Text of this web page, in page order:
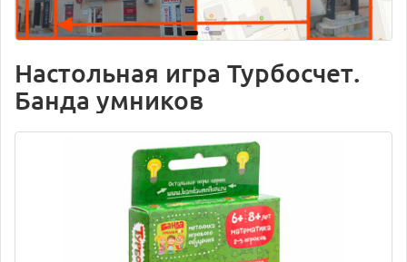
Настольная игра Турбосчет.
Банда умников